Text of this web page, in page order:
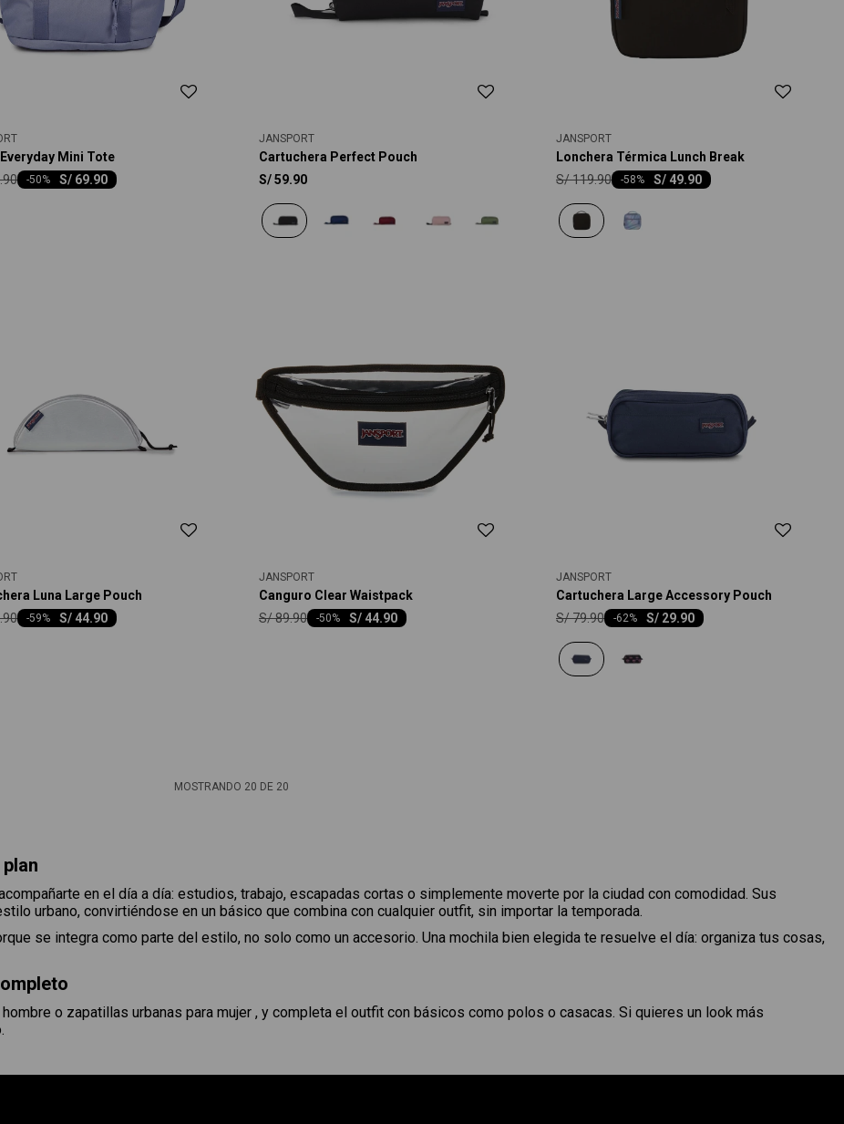
Mini Tote
S/ 69.90
-50
JANSPORT
Cartuchera Perfect Pouch
S/59.90
JANSPORT
Lonchera Térmica Lunch Break
S/ 49.90
-58
S/119.90
Luna Large Pouch
S/ 44.90
-59
JANSPORT
Canguro Clear Waistpack
S/ 44.90
-50
S/89.90
JANSPORT
Cartuchera Large Accessory Pouch
S/ 29.90
-62
S/79.90
MOSTRANDO 20 DE 20
en el día a día: estudios, trabajo, escapadas cortas o simplemente moverte por la ciudad con comodidad. Sus
urbano, convirtiéndose en un básico que combina con cualquier outfit, sin importar la temporada.
se integra como parte del estilo, no solo como un accesorio. Una mochila bien elegida te resuelve el día: organiza tus cosas,
o zapatillas urbanas para mujer , y completa el outfit con básicos como polos o casacas. Si quieres un look más